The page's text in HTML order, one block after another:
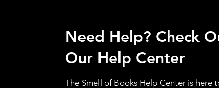
Need Help? Check
Our Help Center
The Smell of Books Help Center is here